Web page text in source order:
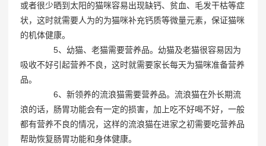
或者很少晒到太阳的猫咪容易出现缺钙、贫血、毛发干枯等症
状，这时就需要人为的为猫咪补充钙质等微量元素，保证猫咪
的机体健康。
5、幼猫、老猫需要营养品。幼猫及老猫很容易因为
吸收不好引起营养不良，这时就需要家长每天为猫咪准备营养
品。
6、新领养的流浪猫需要营养品。流浪猫在外长期流
浪的话，肠胃功能会有一定的损害，加上吃不好喝不好，一般
都有营养不良的情况，这样的流浪猫在进家之初需要吃营养品
帮助恢复肠胃功能和身体健康。